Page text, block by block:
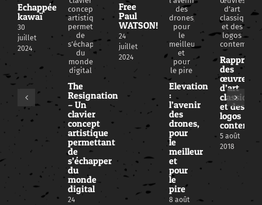
Echappée
kawaï
30
juillet
2024
The
Resignation
– Un
clavier
concept
artistique
permettant
de
s’échapper
du
monde
digital
24
Free
Paul
WATSON!
24
juillet
2024
Elevation
:
l’avenir
des
drones,
pour
le
meilleur
et
pour
le
pire
8 août
des
œuvres
d’art
classique
et des
logos
5 août
2018